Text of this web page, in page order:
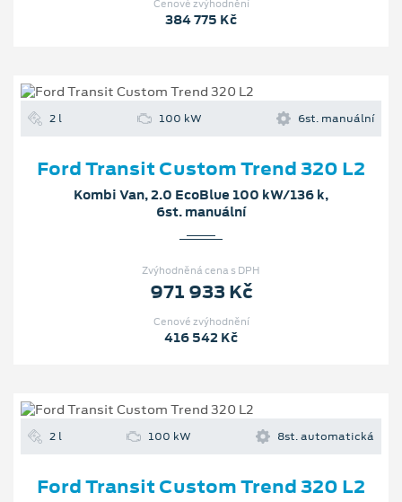
Cenové zvýhodnění
384 775 Kč
2 l 100 kW 6st. manuální
Ford Transit Custom Trend 320 L2
Kombi Van, 2.0 EcoBlue 100 kW/136 k,
6st. manuální
Zvýhodněná cena s DPH
971 933 Kč
Cenové zvýhodnění
416 542 Kč
2 l 100 kW 8st. automatická
Ford Transit Custom Trend 320 L2